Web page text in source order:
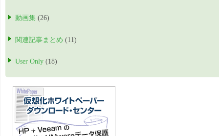
動画集 (26)
関連記事まとめ (11)
User Only (18)